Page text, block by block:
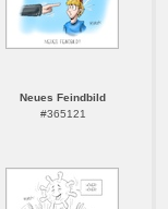
Neues Feindbild
#365121